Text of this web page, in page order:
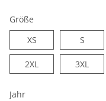
Größe
XSXS SS
2XL 3XL
Jahr